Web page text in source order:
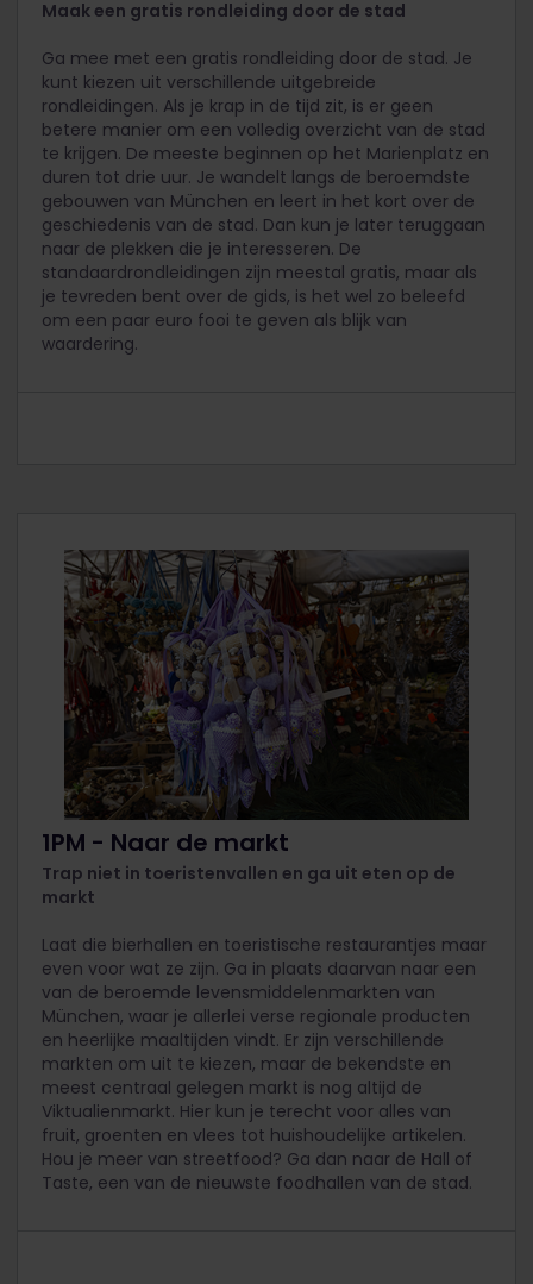
Maak een gratis rondleiding door de stad
Ga mee met een gratis rondleiding door de stad. Je
kunt kiezen uit verschillende uitgebreide
rondleidingen. Als je krap in de tijd zit, is er geen
betere manier om een volledig overzicht van de stad
te krijgen. De meeste beginnen op het Marienplatz en
duren tot drie uur. Je wandelt langs de beroemdste
gebouwen van München en leert in het kort over de
geschiedenis van de stad. Dan kun je later teruggaan
naar de plekken die je interesseren. De
standaardrondleidingen zijn meestal gratis, maar als
je tevreden bent over de gids, is het wel zo beleefd
om een paar euro fooi te geven als blijk van
waardering.
1PM - Naar de markt
Trap niet in toeristenvallen en ga uit eten op de
markt
Laat die bierhallen en toeristische restaurantjes maar
even voor wat ze zijn. Ga in plaats daarvan naar een
van de beroemde levensmiddelenmarkten van
München, waar je allerlei verse regionale producten
en heerlijke maaltijden vindt. Er zijn verschillende
markten om uit te kiezen, maar de bekendste en
meest centraal gelegen markt is nog altijd de
Viktualienmarkt. Hier kun je terecht voor alles van
fruit, groenten en vlees tot huishoudelijke artikelen.
Hou je meer van streetfood? Ga dan naar de Hall of
Taste, een van de nieuwste foodhallen van de stad.